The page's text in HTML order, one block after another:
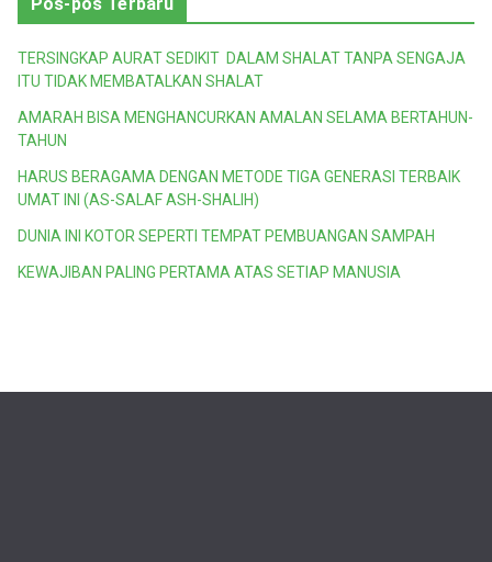
TERSINGKAP AURAT SEDIKIT DALAM SHALAT TANPA SENGAJA
ITU TIDAK MEMBATALKAN SHALAT
AMARAH BISA MENGHANCURKAN AMALAN SELAMA BERTAHUN-
TAHUN
HARUS BERAGAMA DENGAN METODE TIGA GENERASI TERBAIK
UMAT INI (AS-SALAF ASH-SHALIH)
DUNIA INI KOTOR SEPERTI TEMPAT PEMBUANGAN SAMPAH
KEWAJIBAN PALING PERTAMA ATAS SETIAP MANUSIA